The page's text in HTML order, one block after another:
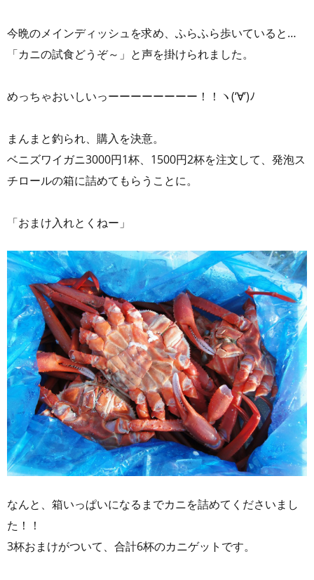
今晩のメインディッシュを求め、ふらふら歩いていると…
「カニの試食どうぞ～」と声を掛けられました。
めっちゃおいしいっーーーーーーーー！！ヽ(‘∀’)ﾉ
まんまと釣られ、購入を決意。
ベニズワイガニ3000円1杯、1500円2杯を注文して、発泡ス
チロールの箱に詰めてもらうことに。
「おまけ入れとくねー」
なんと、箱いっぱいになるまでカニを詰めてくださいまし
た！！
3杯おまけがついて、合計6杯のカニゲットです。